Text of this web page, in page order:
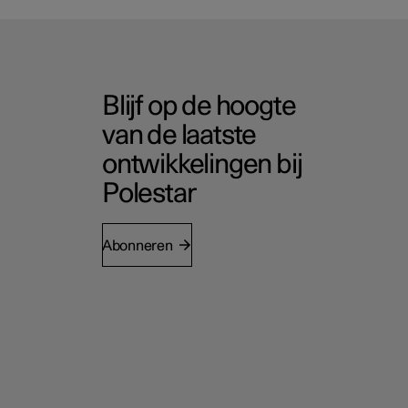
Blijf op de hoogte
van de laatste
ontwikkelingen bij
Polestar
Abonneren